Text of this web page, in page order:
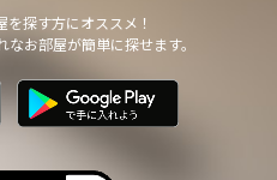
探す方にオススメ！
お部屋が簡単に探せます。